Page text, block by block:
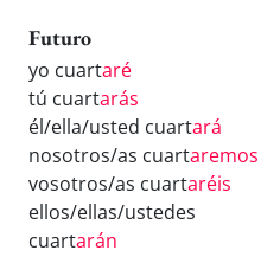
Futuro
yo cuartaré
tú cuartarás
él/ella/usted cuartará
nosotros/as cuartaremos
vosotros/as cuartaréis
ellos/ellas/ustedes
cuartarán